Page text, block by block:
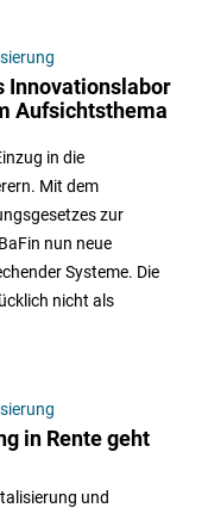
Innovationslabor
Aufsichtsthema
in die
Mit dem
zur
nun neue
Systeme. Die
nicht als
in Rente geht
und